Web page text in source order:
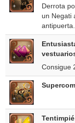
Derrota
un Negati
antipuerta.
Consigue
Tentimpié